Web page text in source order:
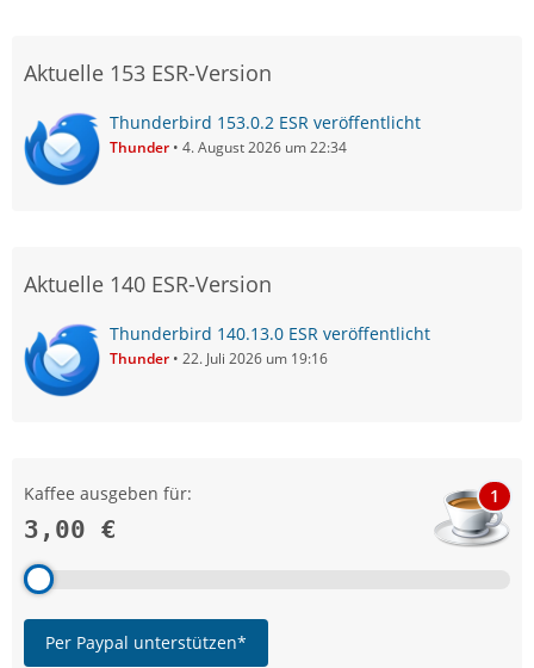
Aktuelle 153 ESR-Version
Thunderbird 153.0.2 ESR veröffentlicht
Thunder 4. August 2026 um 22:34
Aktuelle 140 ESR-Version
Thunderbird 140.13.0 ESR veröffentlicht
Thunder 22. Juli 2026 um 19:16
Kaffee ausgeben für:
3,00 €
1
Per Paypal unterstützen*